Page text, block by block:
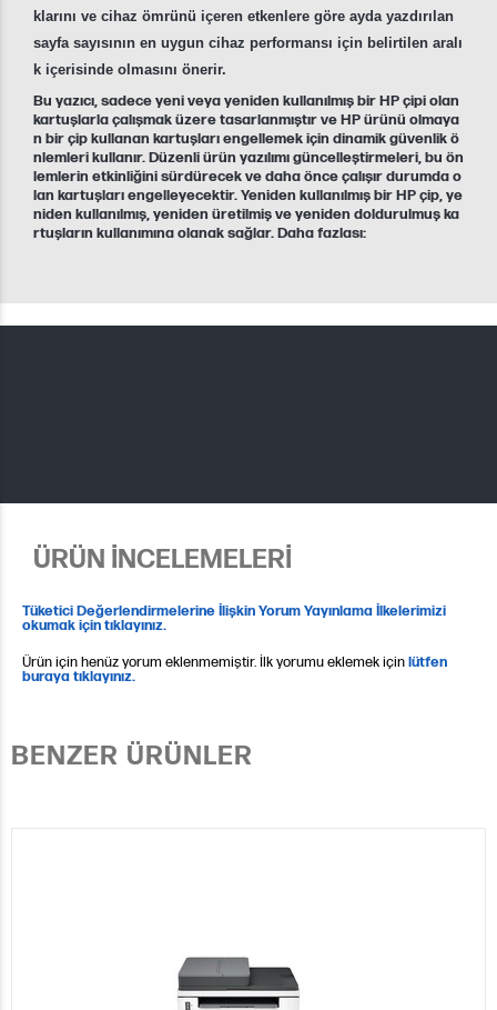
klarını ve cihaz ömrünü içeren etkenlere göre ayda yazdırılan
sayfa sayısının en uygun cihaz performansı için belirtilen aralı
k içerisinde olmasını önerir.
Bu yazıcı, sadece yeni veya yeniden kullanılmış bir HP çipi olan
kartuşlarla çalışmak üzere tasarlanmıştır ve HP ürünü olmaya
n bir çip kullanan kartuşları engellemek için dinamik güvenlik ö
nlemleri kullanır. Düzenli ürün yazılımı güncelleştirmeleri, bu ön
lemlerin etkinliğini sürdürecek ve daha önce çalışır durumda o
lan kartuşları engelleyecektir. Yeniden kullanılmış bir HP çip, ye
niden kullanılmış, yeniden üretilmiş ve yeniden doldurulmuş ka
rtuşların kullanımına olanak sağlar. Daha fazlası:
ÜRÜN İNCELEMELERİ
Tüketici Değerlendirmelerine İlişkin Yorum Yayınlama İlkelerimizi
okumak için tıklayınız.
Ürün için henüz yorum eklenmemiştir. İlk yorumu eklemek içinlütfen
buraya tıklayınız.
BENZER ÜRÜNLER